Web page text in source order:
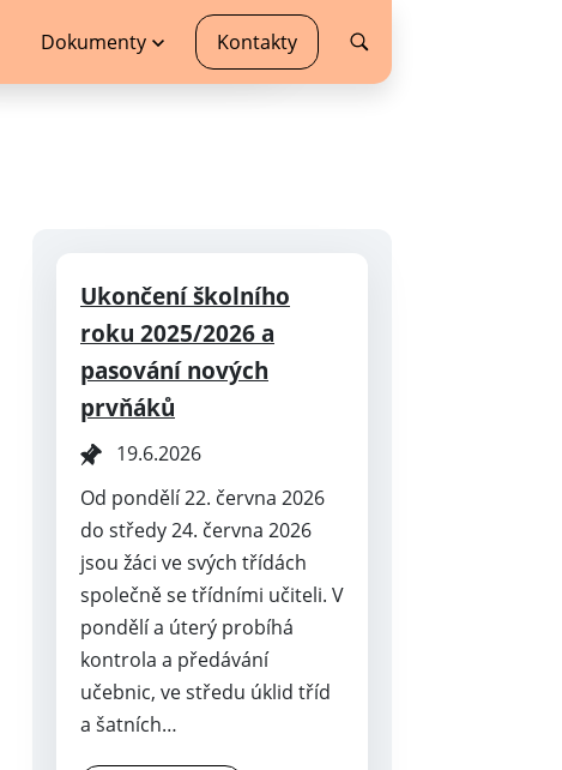
Dokumenty Kontakty
Ukončení školního
roku 2025/2026 a
pasování nových
prvňáků
19.6.2026
Od pondělí 22. června 2026
do středy 24. června 2026
jsou žáci ve svých třídách
společně se třídními učiteli. V
pondělí a úterý probíhá
kontrola a předávání
učebnic, ve středu úklid tříd
a šatních…